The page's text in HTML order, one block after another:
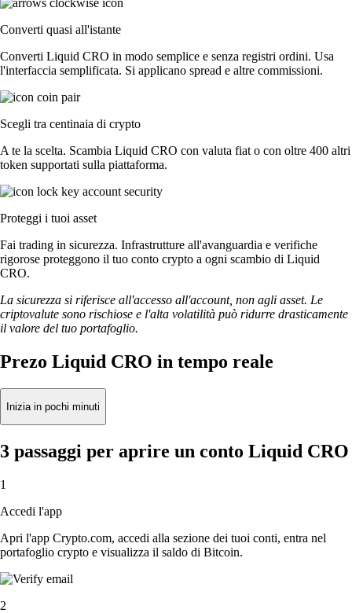
Converti quasi all'istante
Converti Liquid CRO in modo semplice e senza registri ordini. Usa
l'interfaccia semplificata. Si applicano spread e altre commissioni.
Scegli tra centinaia di crypto
A te la scelta. Scambia Liquid CRO con valuta fiat o con oltre 400 altri
token supportati sulla piattaforma.
Proteggi i tuoi asset
Fai trading in sicurezza. Infrastrutture all'avanguardia e verifiche
rigorose proteggono il tuo conto crypto a ogni scambio di Liquid
CRO.
La sicurezza si riferisce all'accesso all'account, non agli asset. Le
criptovalute sono rischiose e l'alta volatilità può ridurre drasticamente
il valore del tuo portafoglio.
Prezo Liquid CRO in tempo reale
Inizia in pochi minuti
3 passaggi per aprire un conto Liquid CRO
1
Accedi l'app
Apri l'app Crypto.com, accedi alla sezione dei tuoi conti, entra nel
portafoglio crypto e visualizza il saldo di Bitcoin.
2